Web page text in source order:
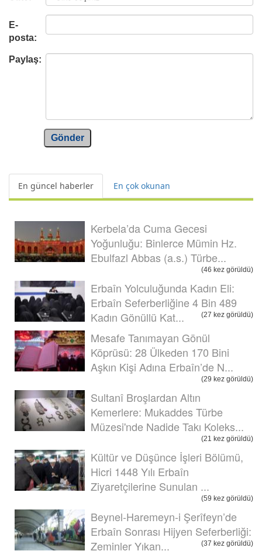
E-
posta:
Paylaş:
Gönder
En güncel haberler En çok okunan
Kerbela’da Cuma Gecesi
Yoğunluğu: Binlerce Mümin Hz.
Ebulfazl Abbas (a.s.) Türbe...
(46 kez görüldü)
Erbaîn Yolculuğunda Kadın Eli:
Erbaîn Seferberliğine 4 Bin 489
Kadın Gönüllü Kat...
(27 kez görüldü)
Mesafe Tanımayan Gönül
Köprüsü: 28 Ülkeden 170 Bini
Aşkın Kişi Adına Erbaîn’de N...
(29 kez görüldü)
Sultanî Broşlardan Altın
Kemerlere: Mukaddes Türbe
Müzesi'nde Nadide Takı Koleks...
(21 kez görüldü)
Kültür ve Düşünce İşleri Bölümü,
Hicri 1448 Yılı Erbaîn
Ziyaretçilerine Sunulan ...
(59 kez görüldü)
Beynel-Haremeyn-i Şerîfeyn’de
Erbaîn Sonrası Hijyen Seferberliği:
Zeminler Yıkan...
(37 kez görüldü)